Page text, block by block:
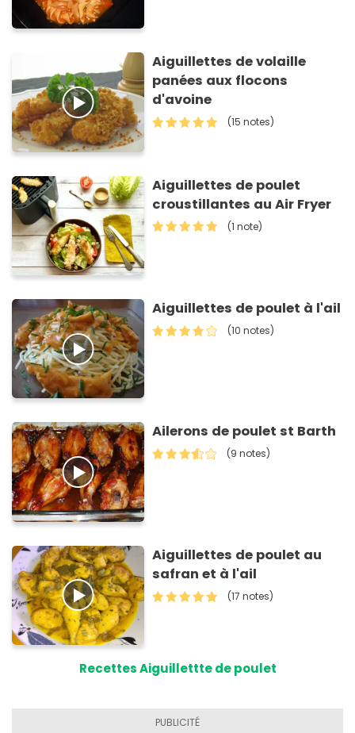
Aiguillettes de volaille
panées aux flocons
d'avoine
(15 notes)
Aiguillettes de poulet
croustillantes au Air Fryer
(1 note)
Aiguillettes de poulet à l'ail
(10 notes)
Ailerons de poulet st Barth
(9 notes)
Aiguillettes de poulet au
safran et à l'ail
(17 notes)
Recettes Aiguillettte de poulet